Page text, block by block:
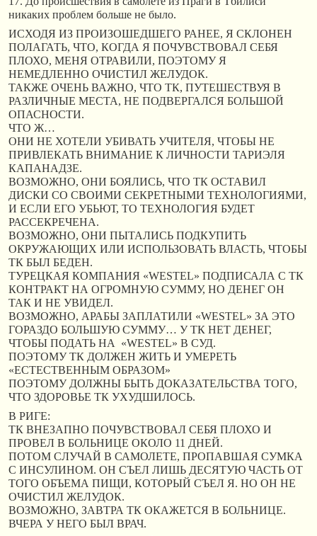
никаких проблем больше не было.
ИСХОДЯ ИЗ ПРОИЗОШЕДШЕГО РАНЕЕ, Я СКЛОНЕН
ПОЛАГАТЬ, ЧТО, КОГДА Я ПОЧУВСТВОВАЛ СЕБЯ
ПЛОХО, МЕНЯ ОТРАВИЛИ, ПОЭТОМУ Я
НЕМЕДЛЕННО ОЧИСТИЛ ЖЕЛУДОК.
ТАКЖЕ ОЧЕНЬ ВАЖНО, ЧТО ТК, ПУТЕШЕСТВУЯ В
РАЗЛИЧНЫЕ МЕСТА, НЕ ПОДВЕРГАЛСЯ БОЛЬШОЙ
ОПАСНОСТИ.
ЧТО Ж…
ОНИ НЕ ХОТЕЛИ УБИВАТЬ УЧИТЕЛЯ, ЧТОБЫ НЕ
ПРИВЛЕКАТЬ ВНИМАНИЕ К ЛИЧНОСТИ ТАРИЭЛЯ
КАПАНАДЗЕ.
ВОЗМОЖНО, ОНИ БОЯЛИСЬ, ЧТО ТК ОСТАВИЛ
ДИСКИ СО СВОИМИ СЕКРЕТНЫМИ ТЕХНОЛОГИЯМИ,
И ЕСЛИ ЕГО УБЬЮТ, ТО ТЕХНОЛОГИЯ БУДЕТ
РАССЕКРЕЧЕНА.
ВОЗМОЖНО, ОНИ ПЫТАЛИСЬ ПОДКУПИТЬ
ОКРУЖАЮЩИХ ИЛИ ИСПОЛЬЗОВАТЬ ВЛАСТЬ, ЧТОБЫ
ТК БЫЛ БЕДЕН.
ТУРЕЦКАЯ КОМПАНИЯ «WESTEL» ПОДПИСАЛА С ТК
КОНТРАКТ НА ОГРОМНУЮ СУММУ, НО ДЕНЕГ ОН
ТАК И НЕ УВИДЕЛ.
ВОЗМОЖНО, АРАБЫ ЗАПЛАТИЛИ «WESTEL» ЗА ЭТО
ГОРАЗДО БОЛЬШУЮ СУММУ… У ТК НЕТ ДЕНЕГ,
ЧТОБЫ ПОДАТЬ НА «WESTEL» В СУД.
ПОЭТОМУ ТК ДОЛЖЕН ЖИТЬ И УМЕРЕТЬ
«ЕСТЕСТВЕННЫМ ОБРАЗОМ»
ПОЭТОМУ ДОЛЖНЫ БЫТЬ ДОКАЗАТЕЛЬСТВА ТОГО,
ЧТО ЗДОРОВЬЕ ТК УХУДШИЛОСЬ.
В РИГЕ:
ТК ВНЕЗАПНО ПОЧУВСТВОВАЛ СЕБЯ ПЛОХО И
ПРОВЕЛ В БОЛЬНИЦЕ ОКОЛО 11 ДНЕЙ.
ПОТОМ СЛУЧАЙ В САМОЛЕТЕ, ПРОПАВШАЯ СУМКА
С ИНСУЛИНОМ. ОН СЪЕЛ ЛИШЬ ДЕСЯТУЮ ЧАСТЬ ОТ
ТОГО ОБЪЕМА ПИЩИ, КОТОРЫЙ СЪЕЛ Я. НО ОН НЕ
ОЧИСТИЛ ЖЕЛУДОК.
ВОЗМОЖНО, ЗАВТРА ТК ОКАЖЕТСЯ В БОЛЬНИЦЕ.
ВЧЕРА У НЕГО БЫЛ ВРАЧ.